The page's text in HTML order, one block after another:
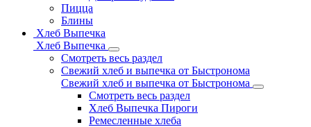
Пицца
Блины
Хлеб Выпечка
Хлеб Выпечка
Смотреть весь раздел
Свежий хлеб и выпечка от Быстронома
Свежий хлеб и выпечка от Быстронома
Смотреть весь раздел
Хлеб Выпечка Пироги
Ремесленные хлеба